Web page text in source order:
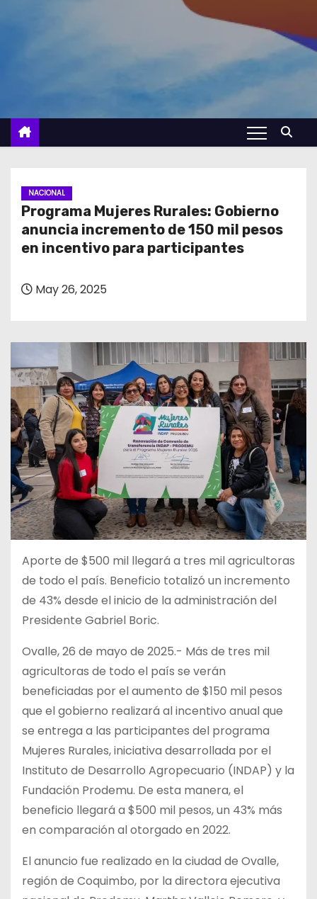
NACIONAL
Programa Mujeres Rurales: Gobierno
anuncia incremento de 150 mil pesos
en incentivo para participantes
May 26, 2025
Aporte de $500 mil llegará a tres mil agricultoras
de todo el país. Beneficio totalizó un incremento
de 43% desde el inicio de la administración del
Presidente Gabriel Boric.
Ovalle, 26 de mayo de 2025.- Más de tres mil
agricultoras de todo el país se verán
beneficiadas por el aumento de $150 mil pesos
que el gobierno realizará al incentivo anual que
se entrega a las participantes del programa
Mujeres Rurales, iniciativa desarrollada por el
Instituto de Desarrollo Agropecuario (INDAP) y la
Fundación Prodemu. De esta manera, el
beneficio llegará a $500 mil pesos, un 43% más
en comparación al otorgado en 2022.
El anuncio fue realizado en la ciudad de Ovalle,
región de Coquimbo, por la directora ejecutiva